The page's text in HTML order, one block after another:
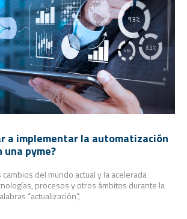
a implementar la automatización
pyme?
del mundo actual y la acelerada
procesos y otros ámbitos durante la
“actualización”,